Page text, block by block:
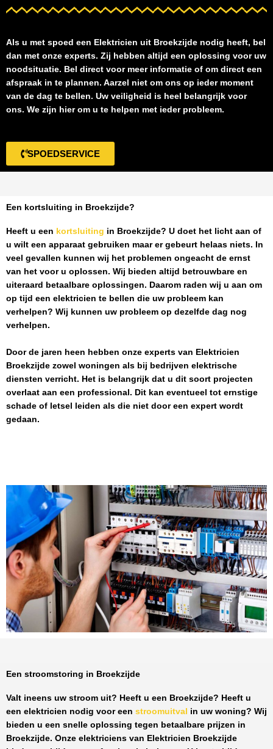
Als u met spoed een Elektricien uit Broekzijde nodig heeft, bel
dan met onze experts. Zij hebben altijd een oplossing voor uw
noodsituatie. Bel direct voor meer informatie of om direct een
afspraak in te plannen. Aarzel niet om ons op ieder moment
van de dag te bellen. Uw veiligheid is heel belangrijk voor
ons. We zijn hier om u te helpen met ieder probleem.
SPOEDSERVICE
Een kortsluiting in Broekzijde?
Heeft u een kortsluiting in Broekzijde? U doet het licht aan of
u wilt een apparaat gebruiken maar er gebeurt helaas niets. In
veel gevallen kunnen wij het problemen ongeacht de ernst
van het voor u oplossen. Wij bieden altijd betrouwbare en
uiteraard betaalbare oplossingen. Daarom raden wij u aan om
op tijd een elektricien te bellen die uw probleem kan
verhelpen? Wij kunnen uw probleem op dezelfde dag nog
verhelpen.
Door de jaren heen hebben onze experts van Elektricien
Broekzijde zowel woningen als bij bedrijven elektrische
diensten verricht. Het is belangrijk dat u dit soort projecten
overlaat aan een professional. Dit kan eventueel tot ernstige
schade of letsel leiden als die niet door een expert wordt
gedaan.
Een stroomstoring in Broekzijde
Valt ineens uw stroom uit? Heeft u een Broekzijde? Heeft u
een elektricien nodig voor een stroomuitval in uw woning? Wij
bieden u een snelle oplossing tegen betaalbare prijzen in
Broekzijde. Onze elektriciens van Elektricien Broekzijde